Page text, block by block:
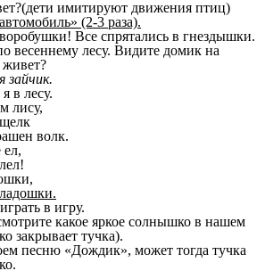
имитируют движения птиц)
(2-3 раза).
Все спрятались в гнездышки.
весеннему лесу. Видите домик на
зайчик.
в лесу.
лису,
волк.
в игру.
какое яркое солнышко в нашем
закрывает тучка).
песню «Дождик», может тогда тучка